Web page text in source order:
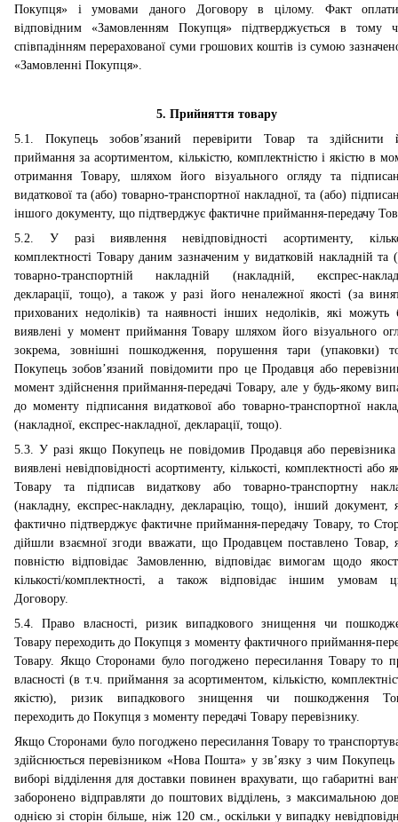
Покупця» і умовами даного Договору в цілому. Факт
відповідним «Замовленням Покупця» підтверджується в тому
співпадінням перерахованої суми грошових коштів із сумою
«Замовленні Покупця».
5. Прийняття товару
5.1. Покупець зобов’язаний перевірити Товар та здійснити
приймання за асортиментом, кількістю, комплектністю і якістю в
отримання Товару, шляхом його візуального огляду та
видаткової та (або) товарно-транспортної накладної, та (або)
іншого документу, що підтверджує фактичне приймання-передачу
5.2. У разі виявлення невідповідності асортименту,
комплектності Товару даним зазначеним у видатковій накладній та
товарно-транспортній накладній (накладній, експрес-
декларації, тощо), а також у разі його неналежної якості (за
прихованих недоліків) та наявності інших недоліків, які можуть
виявлені у момент приймання Товару шляхом його візуального
зокрема, зовнішні пошкодження, порушення тари (упаковки)
Покупець зобов’язаний повідомити про це Продавця або
момент здійснення приймання-передачі Товару, але у будь-якому
до моменту підписання видаткової або товарно-транспортної
(накладної, експрес-накладної, декларації, тощо).
5.3. У разі якщо Покупець не повідомив Продавця або
виявлені невідповідності асортименту, кількості, комплектності або
Товару та підписав видаткову або товарно-транспортну
(накладну, експрес-накладну, декларацію, тощо), інший документ,
фактично підтверджує фактичне приймання-передачу Товару, то
дійшли взаємної згоди вважати, що Продавцем поставлено Товар,
повністю відповідає Замовленню, відповідає вимогам щодо
кількості/комплектності, а також відповідає іншим умовам
Договору.
5.4. Право власності, ризик випадкового знищення чи
Товару переходить до Покупця з моменту фактичного приймання-
Товару. Якщо Сторонами було погоджено пересилання Товару то
власності (в т.ч. приймання за асортиментом, кількістю,
якістю), ризик випадкового знищення чи пошкодження
переходить до Покупця з моменту передачі Товару перевізнику.
Якщо Сторонами було погоджено пересилання Товару то
здійснюється перевізником «Нова Пошта» у зв’язку з чим
виборі відділення для доставки повинен врахувати, що габаритні
заборонено відправляти до поштових відділень, з максимальною
однією зі сторін більше, ніж 120 см., оскільки у випадку